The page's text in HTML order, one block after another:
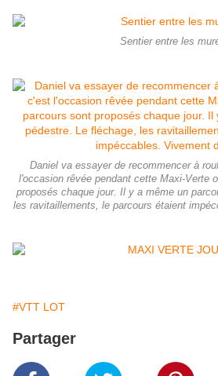
Sentier entre les
Daniel va essayer de recommencer à
l'occasion rêvée pendant cette Maxi-Verte
proposés chaque jour. Il y a même un
les ravitaillements, le parcours étaient
#VTT LOT
Partager